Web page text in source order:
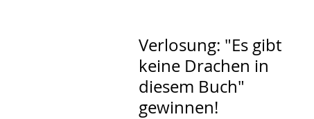
Verlosung: "Es gibt
keine Drachen in
diesem Buch"
gewinnen!